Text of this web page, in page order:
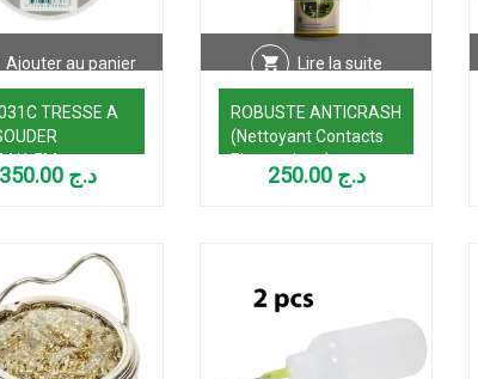
Ajouter au panier
TRESSE A
1,5M
د.ج 350.00
Lire la suite
ROBUSTE ANTICRASH
(Nettoyant Contacts
Electronique)
د.ج 250.00